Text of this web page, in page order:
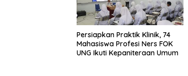
Persiapkan Praktik Klinik, 74
Mahasiswa Profesi Ners FOK
UNG Ikuti Kepaniteraan Umum